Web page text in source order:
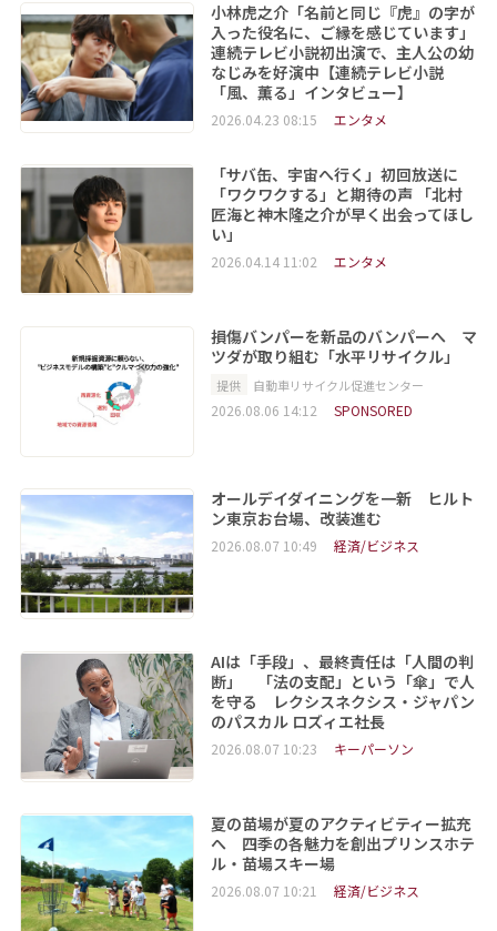
小林虎之介「名前と同じ『虎』の字が
入った役名に、ご縁を感じています」
連続テレビ小説初出演で、主人公の幼
なじみを好演中【連続テレビ小説
「風、薫る」インタビュー】
2026.04.23 08:15 エンタメ
「サバ缶、宇宙へ行く」初回放送に
「ワクワクする」と期待の声 「北村
匠海と神木隆之介が早く出会ってほし
い」
2026.04.14 11:02 エンタメ
損傷バンパーを新品のバンパーへ マ
ツダが取り組む「水平リサイクル」
提供 自動車リサイクル促進センター
2026.08.06 14:12 SPONSORED
オールデイダイニングを一新 ヒルト
ン東京お台場、改装進む
2026.08.07 10:49 経済/ビジネス
AIは「手段」、最終責任は「人間の判
断」 「法の支配」という「傘」で人
を守る レクシスネクシス・ジャパン
のパスカル ロズィエ社長
2026.08.07 10:23 キーパーソン
夏の苗場が夏のアクティビティー拡充
へ 四季の各魅力を創出プリンスホテ
ル・苗場スキー場
2026.08.07 10:21 経済/ビジネス